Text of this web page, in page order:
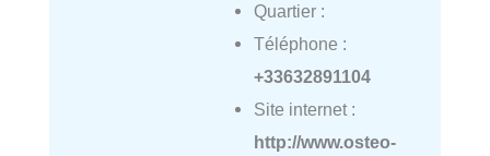
Quartier :
Téléphone :
+33632891104
Site internet :
http://www.osteo-